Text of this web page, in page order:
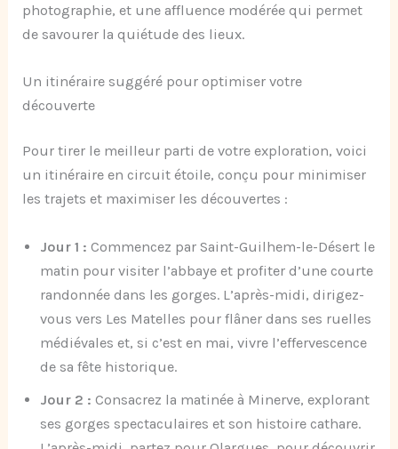
photographie, et une affluence modérée qui permet
de savourer la quiétude des lieux.
Un itinéraire suggéré pour optimiser votre
découverte
Pour tirer le meilleur parti de votre exploration, voici
un itinéraire en circuit étoile, conçu pour minimiser
les trajets et maximiser les découvertes :
Jour 1 : Commencez par Saint-Guilhem-le-Désert le
matin pour visiter l’abbaye et profiter d’une courte
randonnée dans les gorges. L’après-midi, dirigez-
vous vers Les Matelles pour flâner dans ses ruelles
médiévales et, si c’est en mai, vivre l’effervescence
de sa fête historique.
Jour 2 : Consacrez la matinée à Minerve, explorant
ses gorges spectaculaires et son histoire cathare.